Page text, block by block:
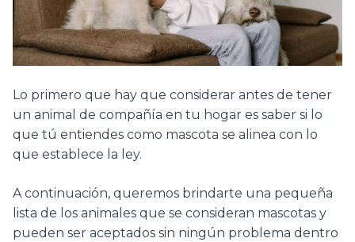
Lo primero que hay que considerar antes de tener
un animal de compañía en tu hogar es saber si lo
que tú entiendes como mascota se alinea con lo
que establece la ley.
A continuación, queremos brindarte una pequeña
lista de los animales que se consideran mascotas y
pueden ser aceptados sin ningún problema dentro